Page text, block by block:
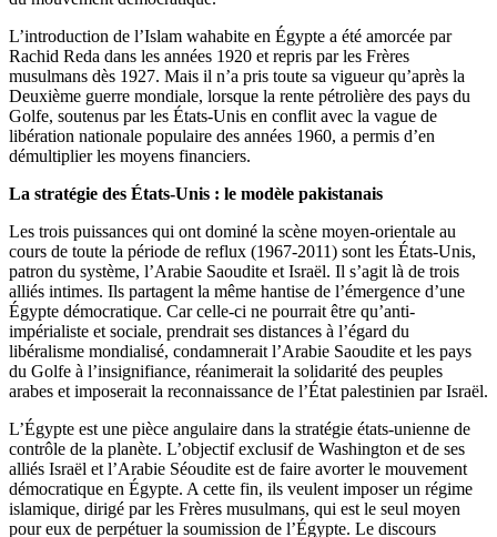
L’introduction de l’Islam wahabite en Égypte a été amorcée par
Rachid Reda dans les années 1920 et repris par les Frères
musulmans dès 1927. Mais il n’a pris toute sa vigueur qu’après la
Deuxième guerre mondiale, lorsque la rente pétrolière des pays du
Golfe, soutenus par les États-Unis en conflit avec la vague de
libération nationale populaire des années 1960, a permis d’en
démultiplier les moyens financiers.
La stratégie des États-Unis : le modèle pakistanais
Les trois puissances qui ont dominé la scène moyen-orientale au
cours de toute la période de reflux (1967-2011) sont les États-Unis,
patron du système, l’Arabie Saoudite et Israël. Il s’agit là de trois
alliés intimes. Ils partagent la même hantise de l’émergence d’une
Égypte démocratique. Car celle-ci ne pourrait être qu’anti-
impérialiste et sociale, prendrait ses distances à l’égard du
libéralisme mondialisé, condamnerait l’Arabie Saoudite et les pays
du Golfe à l’insignifiance, réanimerait la solidarité des peuples
arabes et imposerait la reconnaissance de l’État palestinien par Israël.
L’Égypte est une pièce angulaire dans la stratégie états-unienne de
contrôle de la planète. L’objectif exclusif de Washington et de ses
alliés Israël et l’Arabie Séoudite est de faire avorter le mouvement
démocratique en Égypte. A cette fin, ils veulent imposer un régime
islamique, dirigé par les Frères musulmans, qui est le seul moyen
pour eux de perpétuer la soumission de l’Égypte. Le discours